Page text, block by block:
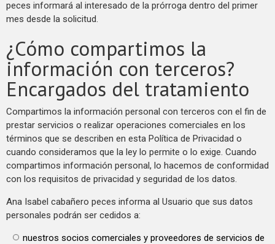
peces informará al interesado de la prórroga dentro del primer
mes desde la solicitud.
¿Cómo compartimos la
información con terceros?
Encargados del tratamiento
Compartimos la información personal con terceros con el fin de
prestar servicios o realizar operaciones comerciales en los
términos que se describen en esta Política de Privacidad o
cuando consideramos que la ley lo permite o lo exige. Cuando
compartimos información personal, lo hacemos de conformidad
con los requisitos de privacidad y seguridad de los datos.
Ana Isabel cabañero peces informa al Usuario que sus datos
personales podrán ser cedidos a:
nuestros socios comerciales y proveedores de servicios de